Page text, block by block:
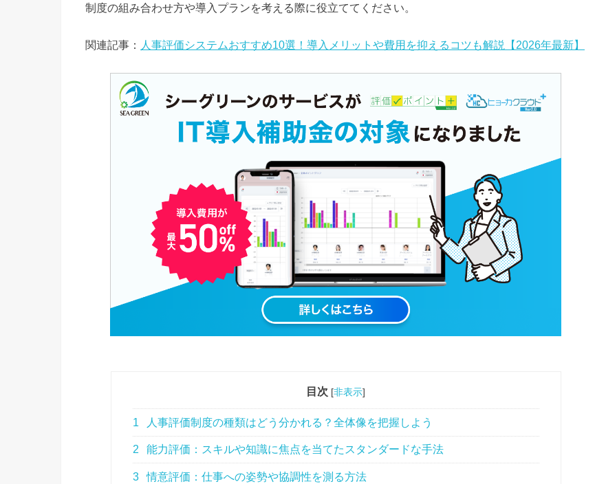
制度の組み合わせ方や導入プランを考える際に役立ててください。
関連記事： 人事評価システムおすすめ10選！導入メリットや費用を抑えるコツも解説【2026年最新】
目次 [非表示]
1 人事評価制度の種類はどう分かれる？全体像を把握しよう
2 能力評価：スキルや知識に焦点を当てたスタンダードな手法
3 情意評価：仕事への姿勢や協調性を測る方法